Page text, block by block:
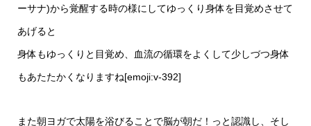
ーサナ)から覚醒する時の様にしてゆっくり身体を目覚めさせて
あげると
身体もゆっくりと目覚め、血流の循環をよくして少しづつ身体
もあたたかくなりますね[emoji:v-392]
また朝ヨガで太陽を浴びることで脳が朝だ！っと認識し、そし